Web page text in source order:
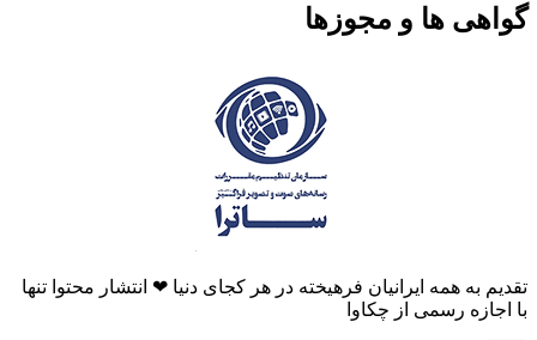
ها و مجوزها
به همه ایرانیان فرهیخته در هر کجای دنیا ❤ انتشار محتوا تنها
رسمی از چکاوا